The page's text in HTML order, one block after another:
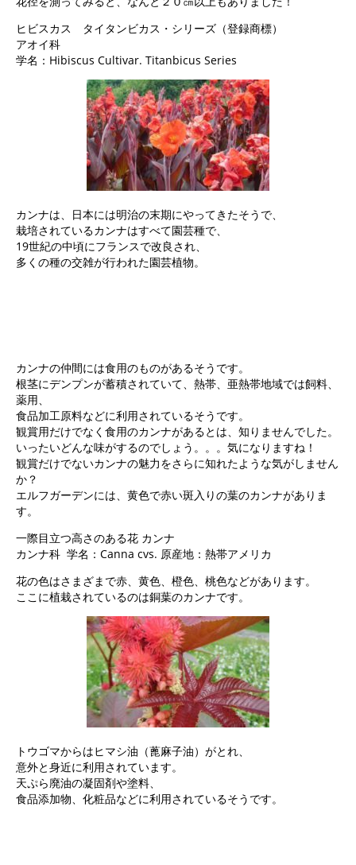
ヒビスカス タイタンビカス・シリーズ（登録商標）
アオイ科
学名：Hibiscus Cultivar. Titanbicus Series
カンナは、日本には明治の末期にやってきたそうで、
栽培されているカンナはすべて園芸種で、
19世紀の中頃にフランスで改良され、
多くの種の交雑が行われた園芸植物。
カンナの仲間には食用のものがあるそうです。
根茎にデンプンが蓄積されていて、熱帯、亜熱帯地域では飼料、
薬用、
食品加工原料などに利用されているそうです。
観賞用だけでなく食用のカンナがあるとは、知りませんでした。
いったいどんな味がするのでしょう。。。気になりますね！
観賞だけでないカンナの魅力をさらに知れたような気がしません
か？
エルフガーデンには、黄色で赤い斑入りの葉のカンナがありま
す。
一際目立つ高さのある花 カンナ
カンナ科 学名：Canna cvs. 原産地：熱帯アメリカ
花の色はさまざまで赤、黄色、橙色、桃色などがあります。
ここに植栽されているのは銅葉のカンナです。
トウゴマからはヒマシ油（蓖麻子油）がとれ、
意外と身近に利用されています。
天ぷら廃油の凝固剤や塗料、
食品添加物、化粧品などに利用されているそうです。